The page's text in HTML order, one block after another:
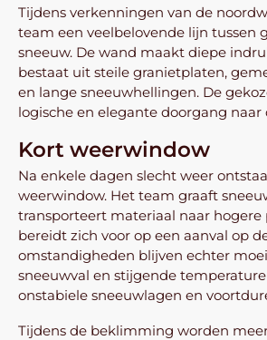
Tijdens verkenningen van de
team een veelbelovende lijn tussen
sneeuw. De wand maakt diepe
bestaat uit steile granietplaten,
en lange sneeuwhellingen. De
logische en elegante doorgang naar
Kort weerwindow
Na enkele dagen slecht weer
weerwindow. Het team graaft
transporteert materiaal naar hogere
bereidt zich voor op een aanval op
omstandigheden blijven echter
sneeuwval en stijgende
onstabiele sneeuwlagen en
Tijdens de beklimming worden